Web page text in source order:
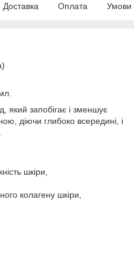
Доставка Оплата Умови
який запобігає і зменшує
діючи глибоко всередині, і
шкіри,
колагену шкіри,